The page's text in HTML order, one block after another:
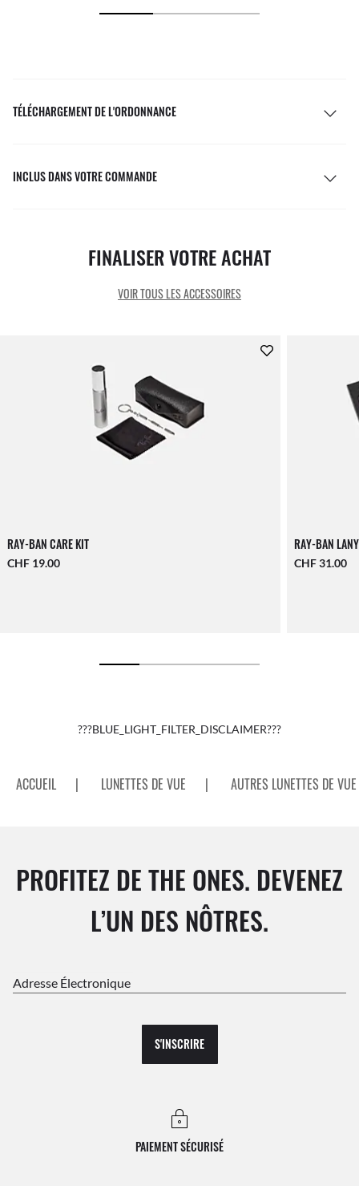
TÉLÉCHARGEMENT DE L'ORDONNANCE
INCLUS DANS VOTRE COMMANDE
FINALISER VOTRE ACHAT
VOIR TOUS LES ACCESSOIRES
RAY-BAN CARE KIT
CHF 19.00
RAY-BAN
CHF 31.00
???BLUE_LIGHT_FILTER_DISCLAIMER???
ACCUEIL | LUNETTES DE VUE | AUTRES LUNETTES DE VUE
PROFITEZ DE THE ONES. DEVENEZ
L’UN DES NÔTRES.
Adresse Électronique
S'INSCRIRE
PAIEMENT SÉCURISÉ